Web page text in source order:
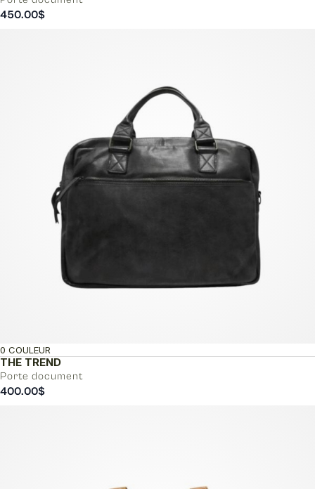
450.00$
THE TREND
Porte document
0 COULEUR
400.00$